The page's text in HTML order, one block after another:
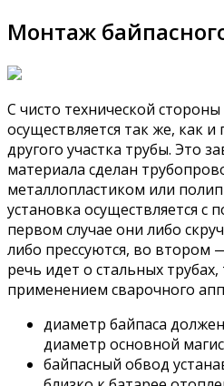
Монтаж
С чисто технической
осуществляется так же, как
другого участка трубы. Это
материала сделан
металлопластиком или
установка осуществляется
первом случае они либо
либо прессуются, во втором
речь идет о стальных
применением сварочного
диаметр байпаса
диаметр основной
байпасный обвод